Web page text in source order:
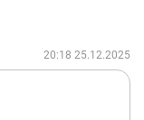
20:18 25.12.2025